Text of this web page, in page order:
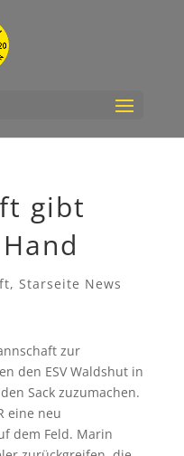
gibt
, Starseite News
zur
den ESV Waldshut in
Sack zuzumachen.
eine neu
dem Feld. Marin